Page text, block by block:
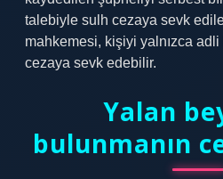
talebiyle sulh cezaya sevk
mahkemesi, kişiyi yalnızca
cezaya sevk edebilir.
Yalan
bulunmanın